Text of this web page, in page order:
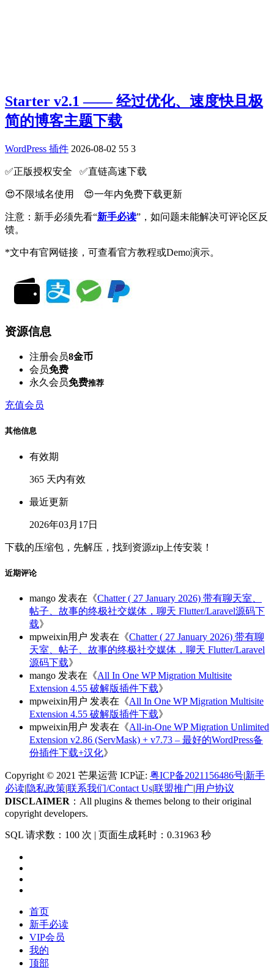
Starter v2.1 —— 经过优化、速度快且极
简的博客主题下载
WordPress 插件 2026-08-02 55 3
✅️正版授权安全 ✅️直链高速下载
😍不限域名使用 😍一年内免费下载更新
注意：新手必须先看“新手必读”，如问题未能解决可评论区反
馈。
*文中有官网链接，可查看官方教程或Demo演示。
资源信息
注册会员8金币
会员免费
永久会员免费推荐
充值会员
其他信息
有效期
365 天内有效
最近更新
2026年03月17日
下载的压缩包，先解压，找到资源zip上传安装！
近期评论
mango 发表在《Chatter ( 27 January 2026) 带有聊天室、
帖子、故事的终极社交媒体，聊天 Flutter/Laravel源码下
载》
mpweixin用户 发表在《Chatter ( 27 January 2026) 带有聊
天室、帖子、故事的终极社交媒体，聊天 Flutter/Laravel
源码下载》
mango 发表在《All In One WP Migration Multisite
Extension 4.55 破解版插件下载》
mpweixin用户 发表在《All In One WP Migration Multisite
Extension 4.55 破解版插件下载》
mpweixin用户 发表在《All-in-One WP Migration Unlimited
Extension v2.86 (ServMask) + v7.73 – 最好的WordPress备
份插件下载+汉化》
Copyright © 2021 芒果运营 ICP证: 粤ICP备2021156486号|新手
必读|隐私政策|联系我们/Contact Us|联盟推广|用户协议
DISCLAIMER ：All plugins & themes belong to their original
copyright developers.
SQL 请求数：100 次 | 页面生成耗时：0.31963 秒
首页
新手必读
VIP会员
我的
顶部